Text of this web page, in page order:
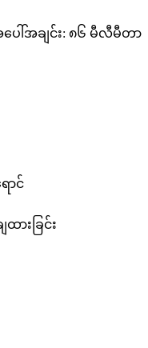
ေါ်အချင်း: ၈၆ မီလီမီတာ
ာင်
ထားခြင်း